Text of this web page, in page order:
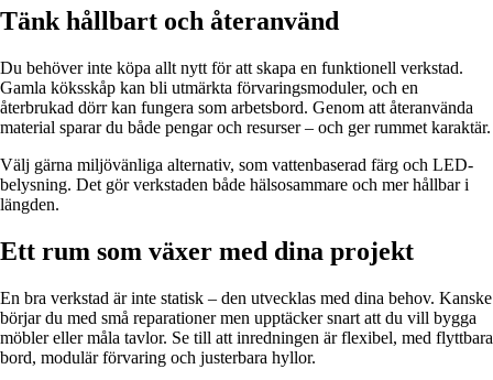
Tänk hållbart och återanvänd
Du behöver inte köpa allt nytt för att skapa en funktionell verkstad.
Gamla köksskåp kan bli utmärkta förvaringsmoduler, och en
återbrukad dörr kan fungera som arbetsbord. Genom att återanvända
material sparar du både pengar och resurser – och ger rummet karaktär.
Välj gärna miljövänliga alternativ, som vattenbaserad färg och LED-
belysning. Det gör verkstaden både hälsosammare och mer hållbar i
längden.
Ett rum som växer med dina projekt
En bra verkstad är inte statisk – den utvecklas med dina behov. Kanske
börjar du med små reparationer men upptäcker snart att du vill bygga
möbler eller måla tavlor. Se till att inredningen är flexibel, med flyttbara
bord, modulär förvaring och justerbara hyllor.